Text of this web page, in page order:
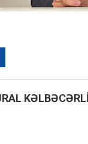
KƏLBƏCƏRLİ